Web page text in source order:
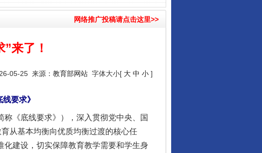
网络推广投稿请点击这里>>
来了！
05-25 来源： 教育部网站 字体大小[ 大 中 小 ]
要求》
《底线要求》），深入贯彻党中央、国
从基本均衡向优质均衡过渡的核心任
建设，切实保障教育教学需要和学生身